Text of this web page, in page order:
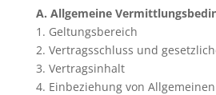
A. Allgemeine
1. Geltungsbereich
2. Vertragsschluss und
3. Vertragsinhalt
4. Einbeziehung von Allgemeinen